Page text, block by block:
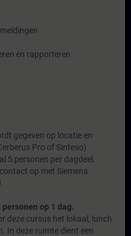
en rapporteren
gegeven op locatie en
Pro of Sinteso)
5 personen per dagdeel.
op met Siemens
op 1 dag.
deze cursus het lokaal, lunch
In deze ruimte dient een